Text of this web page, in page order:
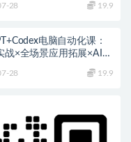
28 19.9
电脑自动化课：
战×全场景应用拓展×AI自
28 19.9